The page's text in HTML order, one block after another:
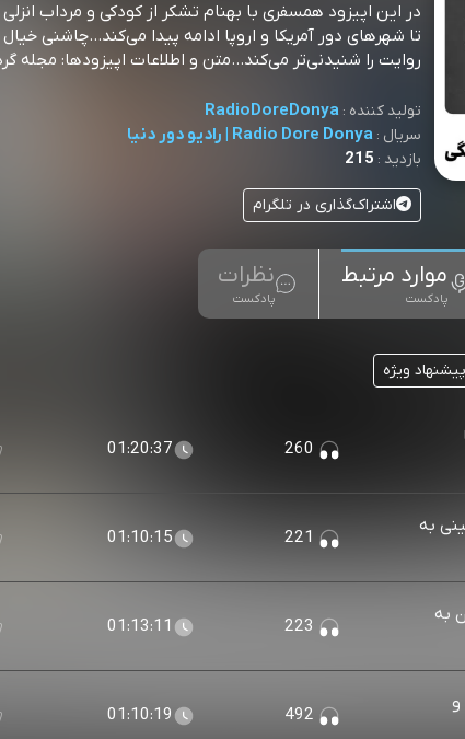
در این اپیزود همسفری با بهنام تشکر از کودکی و مرداب
تا شهرهای دور آمریکا و اروپا ادامه پیدا می‌کند...چاشنی
روایت را شنیدنی‌تر می‌کند...متن و اطلاعات اپیزودها: مجله
تولید کننده :RadioDoreDonya
سریال :Radio Dore Donya | رادیو دور دنیا
بازدید : 215
اشتراک‌گذاری در تلگرام
موارد مرتبط
پادکست
نظرات
پادکست
پیشنهاد ویژه
01:20:37
به
01:10:15
به
01:13:11
و
01:10:19